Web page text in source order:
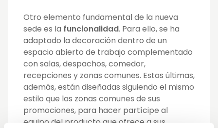
Otro elemento fundamental de la nueva
sede es la funcionalidad. Para ello, se ha
adaptado la decoración dentro de un
espacio abierto de trabajo complementado
con salas, despachos, comedor,
recepciones y zonas comunes. Estas últimas,
además, están diseñadas siguiendo el mismo
estilo que las zonas comunes de sus
promociones, para hacer partícipe al
equipo del producto que ofrece a sus